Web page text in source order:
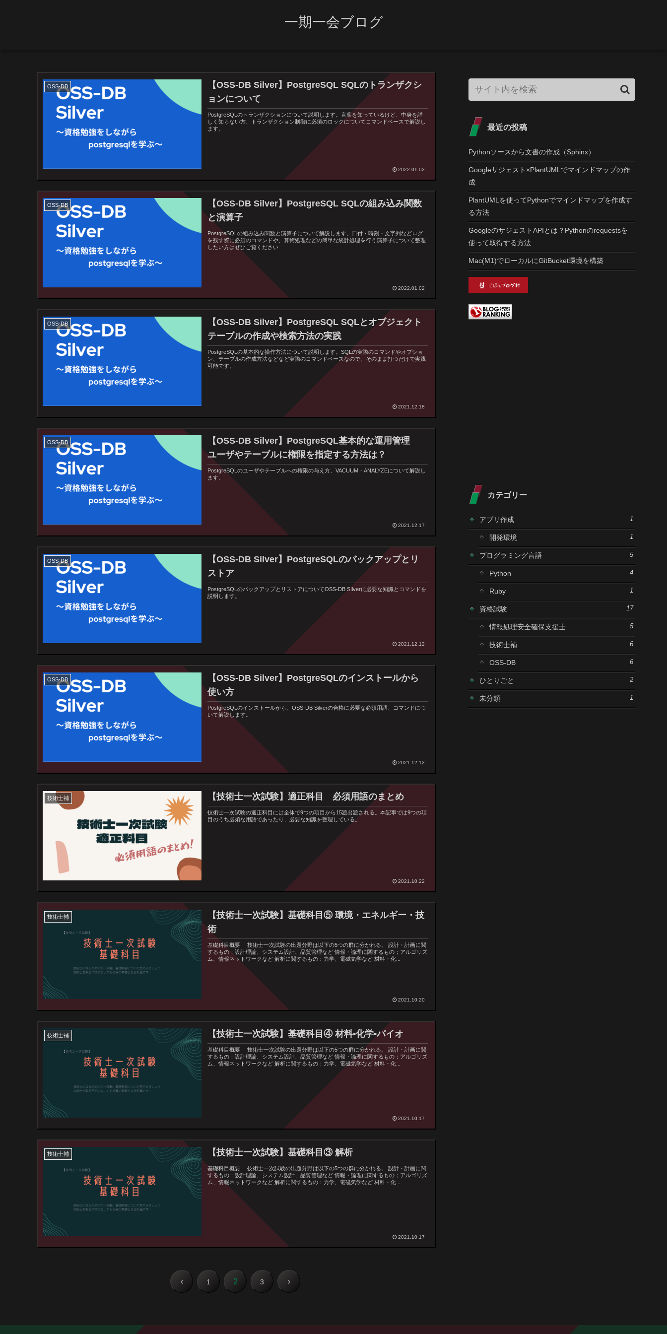
一期一会ブログ
OSS-DB
【OSS-DB Silver】PostgreSQL SQLのトランザクシ
ョンについて
PostgreSQLのトランザクションについて説明します。言葉を知っているけど、中身を詳
しく知らない方、トランザクション制御に必須のロックについてコマンドベースで解説し
ます。
2022.01.02
OSS-DB
【OSS-DB Silver】PostgreSQL SQLの組み込み関数
と演算子
PostgreSQLの組み込み関数と演算子について解説します。日付・時刻・文字列などログ
を残す際に必須のコマンドや、算術処理などの簡単な統計処理を行う演算子について整理
したい方はぜひご覧ください
2022.01.02
OSS-DB
【OSS-DB Silver】PostgreSQL SQLとオブジェクト
テーブルの作成や検索方法の実践
PostgreSQLの基本的な操作方法について説明します。SQLの実際のコマンドやオプショ
ン、テーブルの作成方法などなど実際のコマンドベースなので、そのまま打つだけで実践
可能です。
2021.12.18
OSS-DB
【OSS-DB Silver】PostgreSQL基本的な運用管理
ユーザやテーブルに権限を指定する方法は？
PostgreSQLのユーザやテーブルへの権限の与え方、VACUUM・ANALYZEについて解説し
ます。
2021.12.17
OSS-DB
【OSS-DB Silver】PostgreSQLのバックアップとリ
ストア
PostgreSQLのバックアップとリストアについてOSS-DB SIlverに必要な知識とコマンドを
説明します。
2021.12.12
OSS-DB
【OSS-DB Silver】PostgreSQLのインストールから
使い方
PostgreSQLのインストールから、OSS-DB Silverの合格に必要な必須用語、コマンドにつ
いて解説します。
2021.12.12
技術士補 【技術士一次試験】適正科目 必須用語のまとめ
技術士一次試験の適正科目には全体で9つの項目から15題出題される。本記事では9つの項
目のうち必須な用語であったり、必要な知識を整理している。
2021.10.22
技術士補
【技術士一次試験】基礎科目⑤ 環境・エネルギー・技
術
基礎科目概要 技術士一次試験の出題分野は以下の5つの群に分かれる。 設計・計画に関
するもの：設計理論、システム設計、品質管理など 情報・論理に関するもの；アルゴリズ
ム、情報ネットワークなど 解析に関するもの：力学、電磁気学など 材料・化...
2021.10.20
技術士補 【技術士一次試験】基礎科目④ 材料•化学•バイオ
基礎科目概要 技術士一次試験の出題分野は以下の5つの群に分かれる。 設計・計画に関
するもの：設計理論、システム設計、品質管理など 情報・論理に関するもの；アルゴリズ
ム、情報ネットワークなど 解析に関するもの：力学、電磁気学など 材料・化...
2021.10.17
技術士補 【技術士一次試験】基礎科目③ 解析
基礎科目概要 技術士一次試験の出題分野は以下の5つの群に分かれる。 設計・計画に関
するもの：設計理論、システム設計、品質管理など 情報・論理に関するもの；アルゴリズ
ム、情報ネットワークなど 解析に関するもの：力学、電磁気学など 材料・化...
2021.10.17
1 2 3
最近の投稿
Pythonソースから文書の作成（Sphinx）
Googleサジェスト×PlantUMLでマインドマップの作
成
PlantUMLを使ってPythonでマインドマップを作成す
る方法
GoogleのサジェストAPIとは？Pythonのrequestsを
使って取得する方法
Mac(M1)でローカルにGitBucket環境を構築
カテゴリー
アプリ作成 1
開発環境 1
プログラミング言語 5
Python 4
Ruby 1
資格試験 17
情報処理安全確保支援士 5
技術士補 6
OSS-DB 6
ひとりごと 2
未分類 1